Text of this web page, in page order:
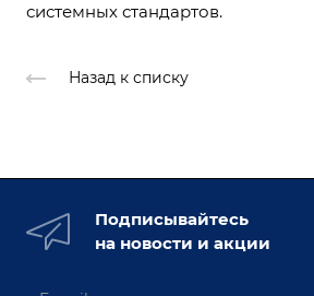
системных стандартов.
Назад к списку
Подписывайтесь
на новости и акции